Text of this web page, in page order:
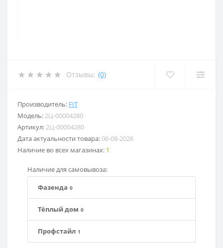
Отзывы: (0)
Производитель: FIT
Модель: 2Ц-00004280
Артикул: 2Ц-00004280
Дата актуальности товара:06-08-2026
Наличие во всех магазинах: 1
Наличие для самовывоза:
Фазенда 0
Тёплый дом 0
Профстайл 1